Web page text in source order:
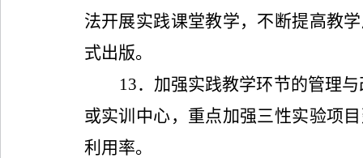
法开展实践课堂教学，不断提高教
式出版。
13．加强实践教学环节的管理
或实训中心，重点加强三性实验项
利用率。